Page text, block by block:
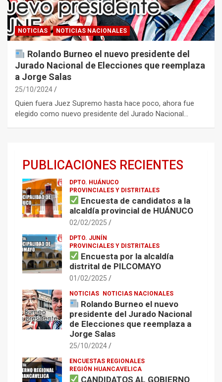
NOTICIAS NOTICIAS NACIONALES
Rolando Burneo el nuevo presidente del
Jurado Nacional de Elecciones que reemplaza
a Jorge Salas
25/10/2024
Quien fuera Juez Supremo hasta hace poco, ahora fue
elegido como nuevo presidente del Jurado Nacional…
PUBLICACIONES RECIENTES
DPTO. HUÁNUCO
PROVINCIALES Y DISTRITALES
Encuesta de candidatos a la
alcaldía provincial de HUÁNUCO
02/02/2025
DPTO. JUNÍN
PROVINCIALES Y DISTRITALES
Encuesta por la alcaldía
distrital de PILCOMAYO
01/02/2025
NOTICIAS NOTICIAS NACIONALES
Rolando Burneo el nuevo
presidente del Jurado Nacional
de Elecciones que reemplaza a
Jorge Salas
25/10/2024
ENCUESTAS REGIONALES
REGIÓN HUANCAVELICA
CANDIDATOS AL GOBIERNO